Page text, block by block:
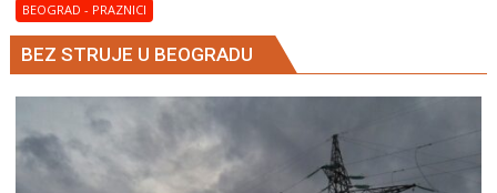
BEOGRAD - PRAZNICI
BEZ STRUJE U BEOGRADU